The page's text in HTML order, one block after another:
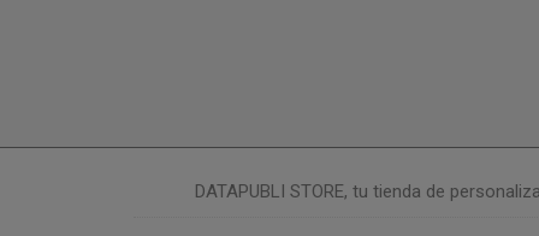
DATAPUBLI STORE, tu tienda de